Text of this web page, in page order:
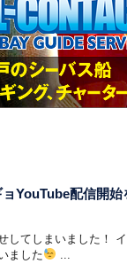
YouTube配信開始
してしまいました！
ました